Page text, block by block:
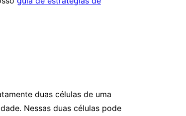
duas células de uma
Nessas duas células pode